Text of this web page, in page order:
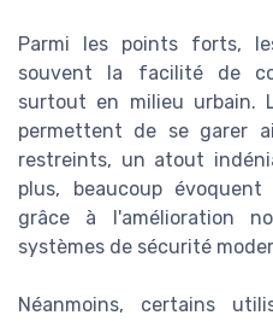
Parmi les points forts,
souvent la facilité de
surtout en milieu urbain.
permettent de se garer
restreints, un atout
plus, beaucoup
grâce à l'amélioration
systèmes de sécurité
Néanmoins, certains